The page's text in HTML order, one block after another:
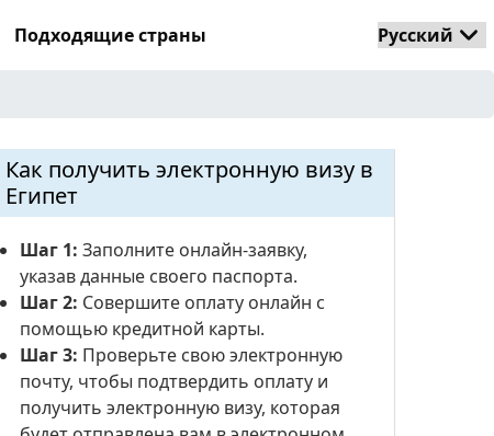
Подходящие страны
Как получить электронную визу в
Египет
Шаг 1: Заполните онлайн-заявку,
указав данные своего паспорта.
Шаг 2: Совершите оплату онлайн с
помощью кредитной карты.
Шаг 3: Проверьте свою электронную
почту, чтобы подтвердить оплату и
получить электронную визу, которая